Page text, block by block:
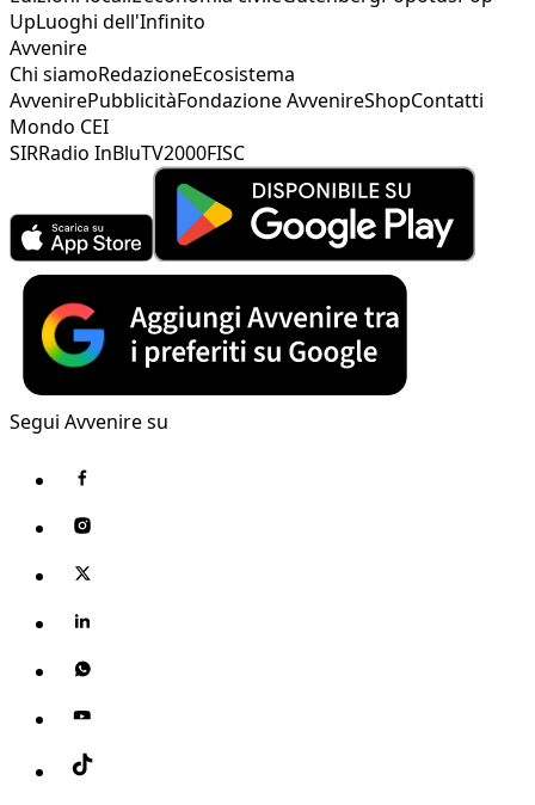
UpLuoghi dell'Infinito
Avvenire
Chi siamoRedazioneEcosistema
AvvenirePubblicitàFondazione AvvenireShopContatti
Mondo CEI
SIRRadio InBluTV2000FISC
Segui Avvenire su